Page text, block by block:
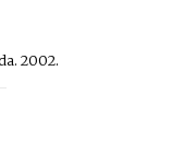
2002.